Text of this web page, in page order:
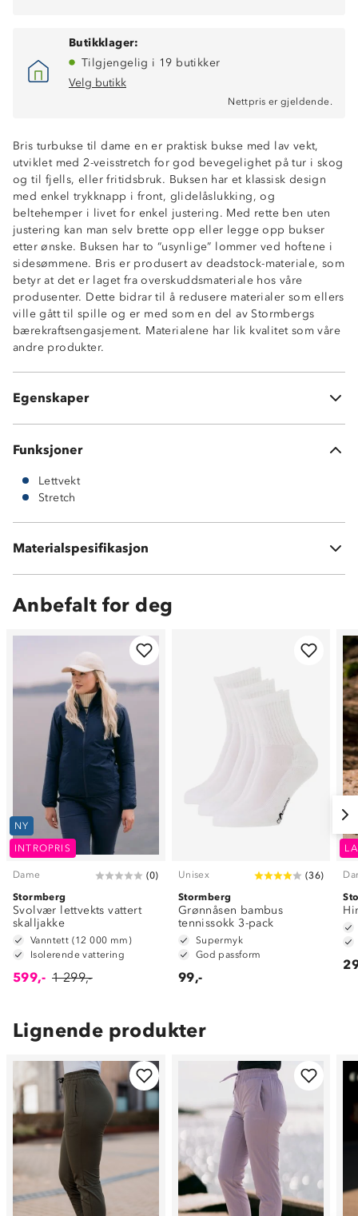
Butikklager:
Tilgjengelig i 19 butikker
Velg butikk
Nettpris er gjeldende.
Bris turbukse til dame en er praktisk bukse med lav vekt,
utviklet med 2-veisstretch for god bevegelighet på tur i skog
og til fjells, eller fritidsbruk. Buksen har et klassisk design
med enkel trykknapp i front, glidelåslukking, og
beltehemper i livet for enkel justering. Med rette ben uten
justering kan man selv brette opp eller legge opp bukser
etter ønske. Buksen har to “usynlige” lommer ved hoftene i
sidesømmene. Bris er produsert av deadstock-materiale, som
betyr at det er laget fra overskuddsmateriale hos våre
produsenter. Dette bidrar til å redusere materialer som ellers
ville gått til spille og er med som en del av Stormbergs
bærekraftsengasjement. Materialene har lik kvalitet som våre
andre produkter.
Egenskaper
Lettvekt
Deadstock-materiale
2-veisstretch
Rette ben uten justering
Beltehemper
Normal passform
2 sidelommer langs søm
Elastisk linning
Funksjoner
Lettvekt
Stretch
Materialspesifikasjon
6 % spandex
Anbefalt for deg
NY
INTROPRIS
Dame (0)
Stormberg
Svolvær lettvekts vattert
skalljakke
Vanntett (12 000 mm)
Isolerende vattering
599,- 1 299,-
Unisex (36)
Stormberg
Grønnåsen bambus
tennissokk 3-pack
Supermyk
God passform
99,-
Lignende produkter